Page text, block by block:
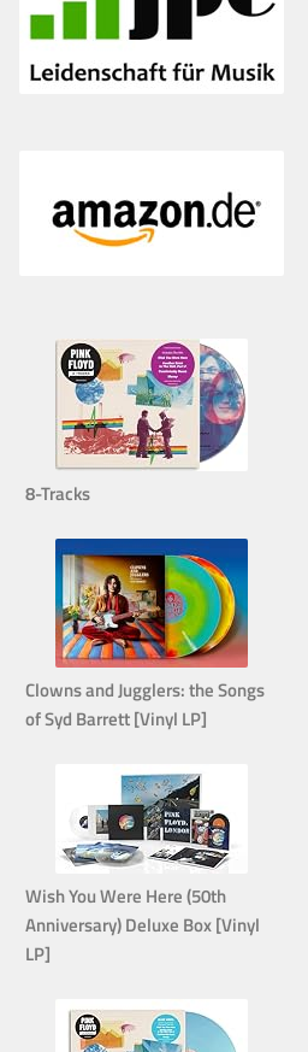
8-Tracks
Clowns and Jugglers: the Songs
of Syd Barrett [Vinyl LP]
Wish You Were Here (50th
Anniversary) Deluxe Box [Vinyl
LP]